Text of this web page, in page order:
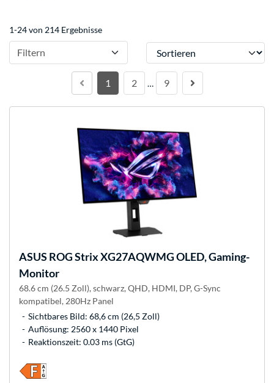
1-24 von 214 Ergebnisse
Filtern Sortieren
1 2 … 9
ASUS ROG Strix XG27AQWMG OLED, Gaming-
Monitor
68.6 cm (26.5 Zoll), schwarz, QHD, HDMI, DP, G-Sync
kompatibel, 280Hz Panel
Sichtbares Bild: 68,6 cm (26,5 Zoll)
Auflösung: 2560 x 1440 Pixel
Reaktionszeit: 0.03 ms (GtG)